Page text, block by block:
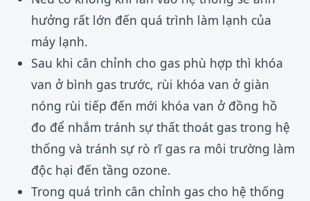
hưởng rất lớn đến quá trình làm lạnh của
máy lạnh.
Sau khi cân chỉnh cho gas phù hợp thì khóa
van ở bình gas trước, rùi khóa van ở giàn
nóng rùi tiếp đến mới khóa van ở đồng hồ
đo để nhắm tránh sự thất thoát gas trong hệ
thống và tránh sự rò rĩ gas ra môi trường làm
độc hại đến tầng ozone.
Trong quá trình cân chỉnh gas cho hệ thống